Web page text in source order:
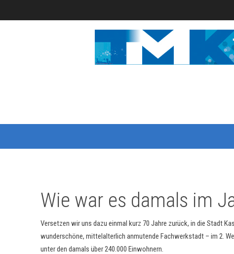
Wie war es damals im
Versetzen wir uns dazu einmal kurz 70 Jahre zurück, in die Stadt
wunderschöne, mittelalterlich anmutende Fachwerkstadt – im 2.
unter den damals über 240.000 Einwohnern.